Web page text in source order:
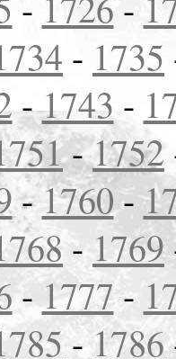
- 1735
-1743 -
-1752
-1760-
- 1769
-1777-
-1786